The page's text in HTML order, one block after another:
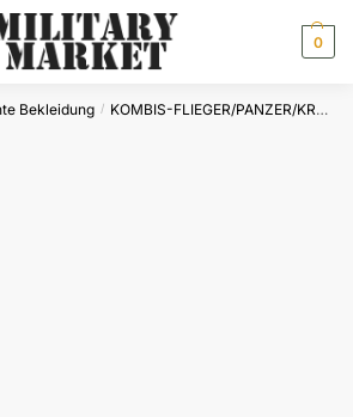
0
Bekleidung / KOMBIS-FLIEGER/PANZER/KRAD